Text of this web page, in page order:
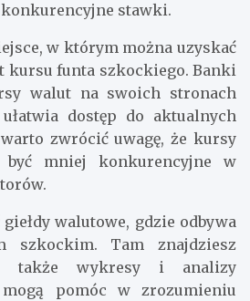
stawki.
w którym można uzyskać
kursu funta szkockiego. Banki
walut na swoich stronach
dostęp do aktualnych
zwrócić uwagę, że kursy
mniej konkurencyjne w
walutowe, gdzie odbywa
szkockim. Tam znajdziesz
także wykresy i analizy
pomóc w zrozumieniu